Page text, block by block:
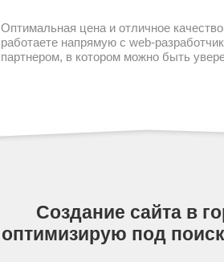
Оптимальная цена и отличное
работаете напрямую с web-
партнером, в котором можно быть
Создание сайта в
оптимизирую под